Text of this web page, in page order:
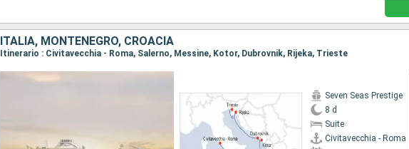
ITALIA, MONTENEGRO, CROACIA
Itinerario : Civitavecchia - Roma, Salerno, Messine, Kotor, Dubrovnik, Rijeka, Trieste
Seven Seas Prestige
8 d
Suite
Civitavecchia - Roma